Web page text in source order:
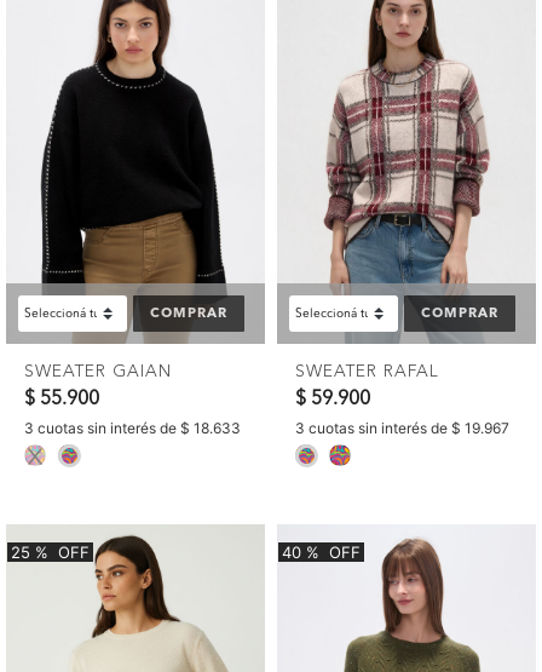
COMPRAR
SWEATER GAIAN
$ 55.900
3 cuotas sin interés de $ 18.633
COMPRAR
SWEATER RAFAL
$ 59.900
3 cuotas sin interés de $ 19.967
selected
25 % OFF 40 % OFF